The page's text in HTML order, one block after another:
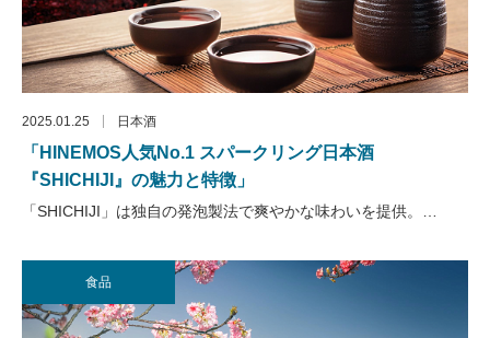
2025.01.25 日本酒
「HINEMOS人気No.1 スパークリング日本酒
『SHICHIJI』の魅力と特徴」
「SHICHIJI」は独自の発泡製法で爽やかな味わいを提供。…
食品